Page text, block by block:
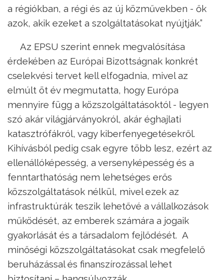
a régiókban, a régi és az új közművekben - ők
azok, akik ezeket a szolgáltatásokat nyújtják.”
Az EPSU szerint ennek megvalósítása
érdekében az Európai Bizottságnak konkrét
cselekvési tervet kell elfogadnia, mivel az
elmúlt öt év megmutatta, hogy Európa
mennyire függ a közszolgáltatásoktól - legyen
szó akár világjárványokról, akár éghajlati
katasztrófákról, vagy kiberfenyegetésekről.
Kihívásból pedig csak egyre több lesz, ezért az
ellenállóképesség, a versenyképesség és a
fenntarthatóság nem lehetséges erős
közszolgáltatások nélkül, mivel ezek az
infrastruktúrák teszik lehetővé a vállalkozások
működését, az emberek számára a jogaik
gyakorlását és a társadalom fejlődését. A
minőségi közszolgáltatásokat csak megfelelő
beruházással és finanszírozással lehet